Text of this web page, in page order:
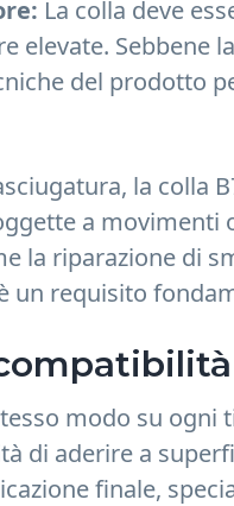
La colla deve
elevate. Sebbene
del prodotto
la colla
a
la riparazione di
un requisito
modo su ogni
di aderire a
finale,